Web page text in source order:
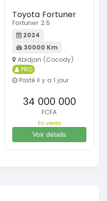
Toyota Fortuner
Fortuner 2.5
2024
30000 Km
Abidjan (Cocody)
PRO
Posté il y a 1 jour
34 000 000
FCFA
En vente
Voir détails